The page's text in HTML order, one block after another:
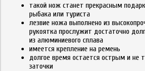
такой нож станет прекрасным
рыбака или туриста
лезвие ножа выполнено из
рукоятка прослужит достаточно
из алюминиевого сплава
имеется крепление на ремень
долгое время остается острым и не
заточки